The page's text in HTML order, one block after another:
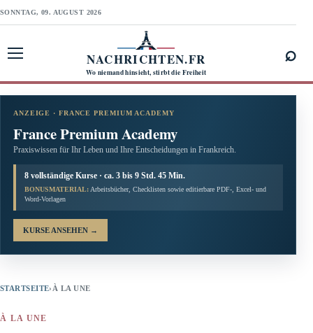
SONNTAG, 09. AUGUST 2026
NACHRICHTEN.FR
Wo niemand hinsieht, stirbt die Freiheit
⌕
ANZEIGE · FRANCE PREMIUM ACADEMY
France Premium Academy
Praxiswissen für Ihr Leben und Ihre Entscheidungen in Frankreich.
8 vollständige Kurse · ca. 3 bis 9 Std. 45 Min.
BONUSMATERIAL: Arbeitsbücher, Checklisten sowie editierbare PDF-, Excel- und
Word-Vorlagen
KURSE ANSEHEN →
STARTSEITE› À LA UNE
À LA UNE